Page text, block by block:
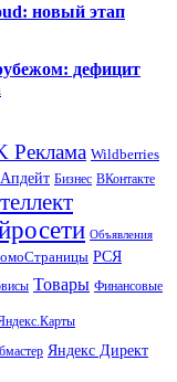
новый этап
дефицит
Реклама Wildberries
Апдейт Бизнес ВКонтакте
Объявления
РСЯ
Товары Финансовые
Яндекс Директ